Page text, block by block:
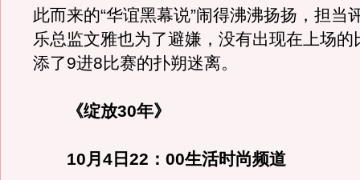
此而来的“华谊黑幕说”闹得沸沸扬扬，担当
乐总监文雅也为了避嫌，没有出现在上场的
添了9进8比赛的扑朔迷离。
《绽放30年》
10月4日22：00生活时尚频道